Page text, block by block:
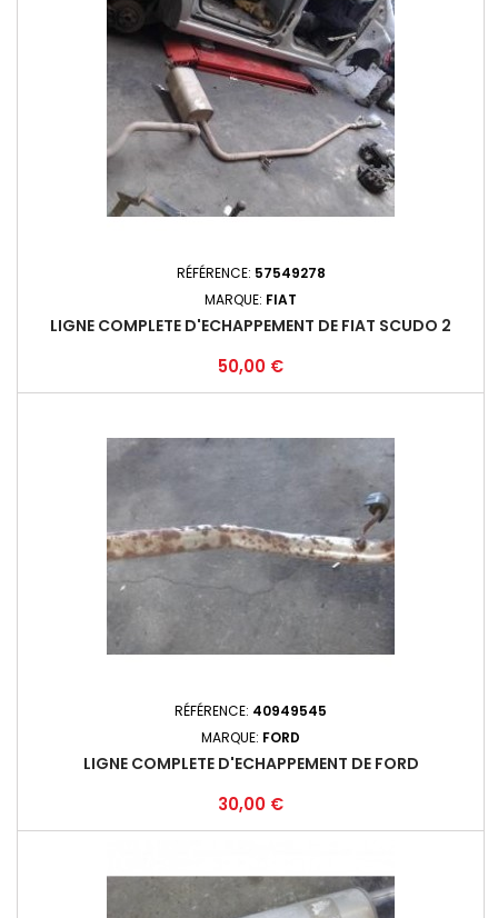
RÉFÉRENCE: 57549278
MARQUE: FIAT
LIGNE COMPLETE D'ECHAPPEMENT DE FIAT SCUDO 2
Prix
50,00 €
RÉFÉRENCE: 40949545
MARQUE: FORD
LIGNE COMPLETE D'ECHAPPEMENT DE FORD
Prix
30,00 €